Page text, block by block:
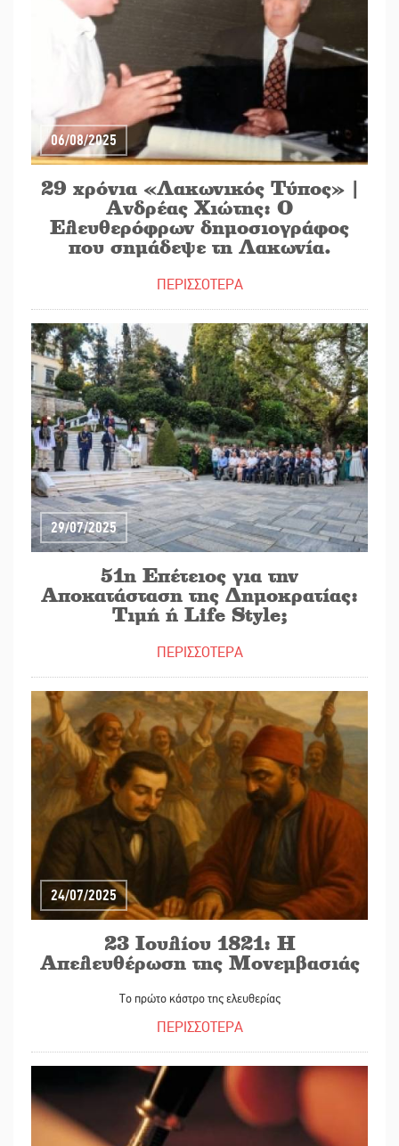
06/08/2025
29 χρόνια «Λακωνικός Τύπος» |
Ανδρέας Χιώτης: Ο
Ελευθερόφρων δημοσιογράφος
που σημάδεψε τη Λακωνία.
ΠΕΡΙΣΣΟΤΕΡΑ
29/07/2025
51η Επέτειος για την
Αποκατάσταση της Δημοκρατίας:
Τιμή ή Life Style;
ΠΕΡΙΣΣΟΤΕΡΑ
24/07/2025
23 Ιουλίου 1821: Η
Απελευθέρωση της Μονεμβασιάς
Το πρώτο κάστρο της ελευθερίας
ΠΕΡΙΣΣΟΤΕΡΑ